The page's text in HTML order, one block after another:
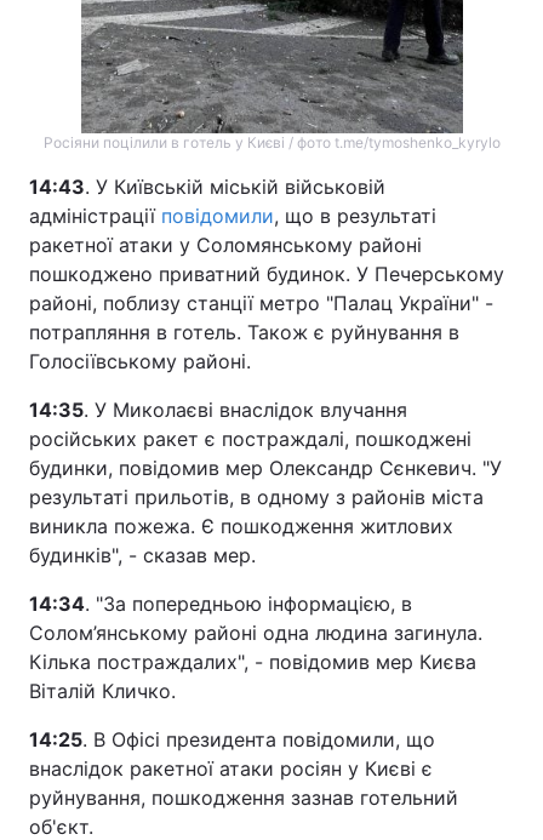
Росіяни поцілили в готель у Києві / фото t.me/tymoshenko_kyrylo
14:43. У Київській міській військовій
адміністрації повідомили, що в результаті
ракетної атаки у Соломянському районі
пошкоджено приватний будинок. У Печерському
районі, поблизу станції метро "Палац України" -
потрапляння в готель. Також є руйнування в
Голосіївському районі.
14:35. У Миколаєві внаслідок влучання
російських ракет є постраждалі, пошкоджені
будинки, повідомив мер Олександр Сєнкевич. "У
результаті прильотів, в одному з районів міста
виникла пожежа. Є пошкодження житлових
будинків", - сказав мер.
14:34. "За попередньою інформацією, в
Солом’янському районі одна людина загинула.
Кілька постраждалих", - повідомив мер Києва
Віталій Кличко.
14:25. В Офісі президента повідомили, що
внаслідок ракетної атаки росіян у Києві є
руйнування, пошкодження зазнав готельний
об'єкт.